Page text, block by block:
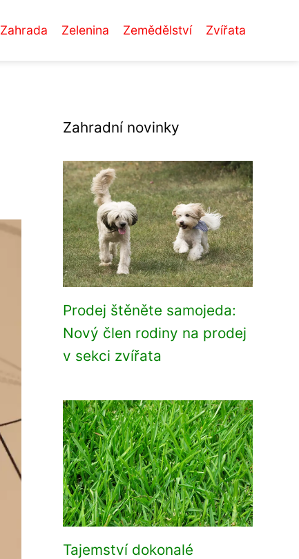
Zahrada Zelenina Zemědělství Zvířata
Zahradní novinky
Prodej štěněte samojeda:
Nový člen rodiny na prodej
v sekci zvířata
Tajemství dokonalé